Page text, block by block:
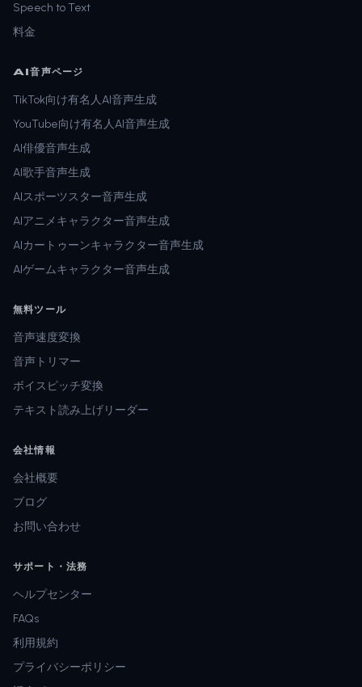
Speech to Text
料金
AI音声ページ
TikTok向け有名人AI音声生成
YouTube向け有名人AI音声生成
AI俳優音声生成
AI歌手音声生成
AIスポーツスター音声生成
AIアニメキャラクター音声生成
AIカートゥーンキャラクター音声生成
AIゲームキャラクター音声生成
無料ツール
音声速度変換
音声トリマー
ボイスピッチ変換
テキスト読み上げリーダー
会社情報
会社概要
ブログ
お問い合わせ
サポート・法務
ヘルプセンター
FAQs
利用規約
プライバシーポリシー